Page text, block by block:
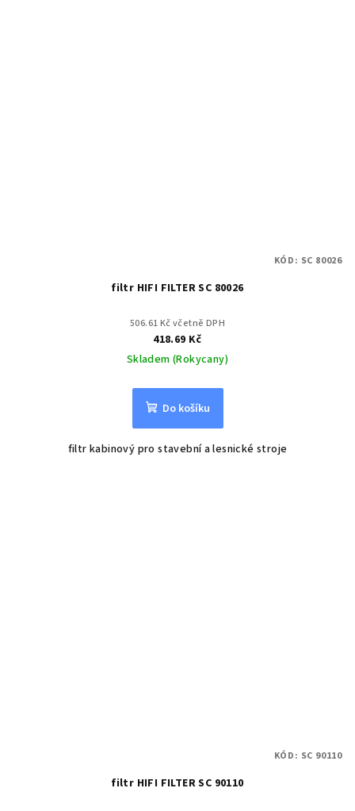
filtr HIFI FILTER SC 80026
506.61 Kč včetně DPH
418.69 Kč
Skladem (Rokycany)
Do košíku
filtr kabinový pro stavební a lesnické stroje
KÓD: SC 80026
filtr HIFI FILTER SC 90110
KÓD: SC 90110